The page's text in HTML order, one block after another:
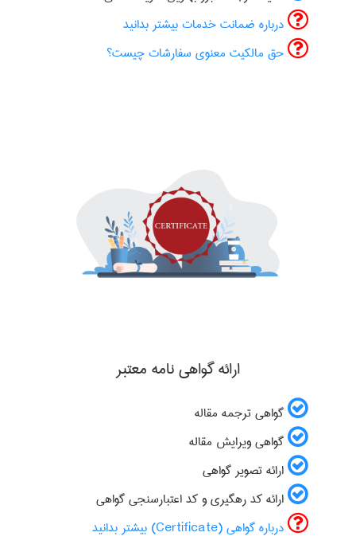
درباره ضمانت خدمات بیشتر بدانید
حق مالکیت معنوی سفارشات چیست؟
ارائه گواهی نامه معتبر
گواهی ترجمه مقاله
گواهی ویرایش مقاله
ارائه تصویر گواهی
ارائه کد رهگیری و کد اعتبارسنجی گواهی
درباره گواهی (Certificate) بیشتر بدانید